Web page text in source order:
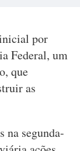
por
Federal, um
que
as
na segunda-